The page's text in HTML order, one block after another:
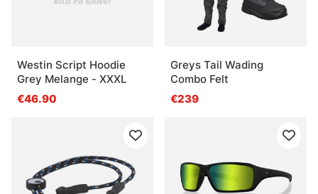
Westin Script Hoodie
Grey Melange - XXXL
€46.90
Greys Tail Wading
Combo Felt
€239